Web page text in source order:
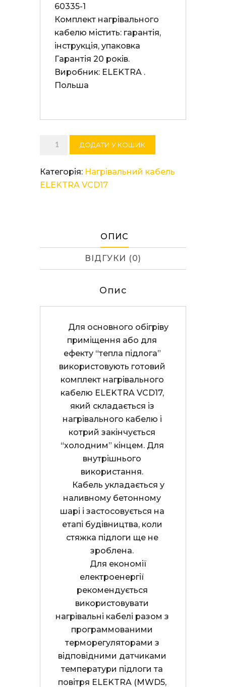
60335-1
Комплект нагрівального
кабелю містить: гарантія,
інструкція, упаковка
Гарантія 20 років.
Виробник: ELEKTRA .
Польша
Нагрівальний
кабель
ELEKTRA
VCD
ДОДАТИ У КОШИК
Категорія: Нагрівальний кабель
ELEKTRA VCD17
ОПИС
ВІДГУКИ (0)
Опис
приміщення або для
ефекту “тепла підлога”
використовують готовий
комплект нагрівального
кабелю ELEKTRA VCD17,
який складається із
нагрівального кабелю і
котрий закінчується
“холодним” кінцем. Для
внутрішнього
використання.
наливному бетонному
шарі і застосовується на
етапі будівництва, коли
стяжка підлоги ще не
зроблена.
електроенергії
рекомендується
використовувати
нагрівальні кабелі разом з
программованими
терморегуляторами з
відповідними датчиками
температури підлоги та
повітря ELEKTRA (MWD5,